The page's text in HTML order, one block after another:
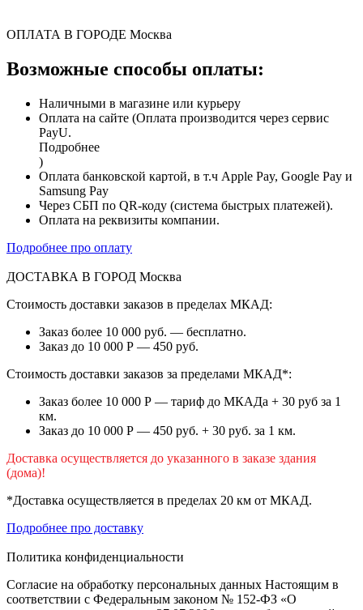
ОПЛАТА В ГОРОДЕ Москва
Возможные способы оплаты:
Наличными в магазине или курьеру
Оплата на сайте (Оплата производится через сервис
PayU.
Подробнее
)
Оплата банковской картой, в т.ч Apple Pay, Google Pay и
Samsung Pay
Через СБП по QR-коду (система быстрых платежей).
Оплата на реквизиты компании.
Подробнее про оплату
ДОСТАВКА В ГОРОД Москва
Стоимость доставки заказов в пределах МКАД:
Заказ более 10 000 руб. — бесплатно.
Заказ до 10 000 Р — 450 руб.
Стоимость доставки заказов за пределами МКАД*:
Заказ более 10 000 Р — тариф до МКАДа + 30 руб за 1
км.
Заказ до 10 000 Р — 450 руб. + 30 руб. за 1 км.
Доставка осуществляется до указанного в заказе здания
(дома)!
*Доставка осуществляется в пределах 20 км от МКАД.
Подробнее про доставку
Политика конфиденциальности
Согласие на обработку персональных данных Настоящим в
соответствии с Федеральным законом № 152-ФЗ «О